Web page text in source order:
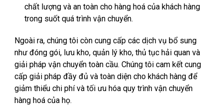
chất lượng và an toàn cho hàng hoá của khách hàng
trong suốt quá trình vận chuyển.
Ngoài ra, chúng tôi còn cung cấp các dịch vụ bổ sung
như đóng gói, lưu kho, quản lý kho, thủ tục hải quan và
giải pháp vận chuyển toàn cầu. Chúng tôi cam kết cung
cấp giải pháp đầy đủ và toàn diện cho khách hàng để
giảm thiểu chi phí và tối ưu hóa quy trình vận chuyển
hàng hoá của họ.